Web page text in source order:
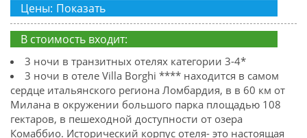
Цены: Показать
В стоимость входит:
3 ночи в транзитных отелях категории 3-4*
3 ночи в отеле Villa Borghi **** находится в самом
сердце итальянского региона Ломбардия, в в 60 км от
Милана в окружении большого парка площадью 108
гектаров, в пешеходной доступности от озера
Комаббио. Исторический корпус отеля- это настоящая